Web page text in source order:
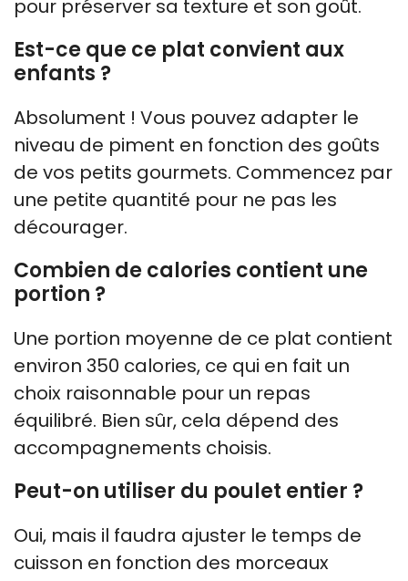
pour préserver sa texture et son goût.
Est-ce que ce plat convient aux
enfants ?
Absolument ! Vous pouvez adapter le
niveau de piment en fonction des goûts
de vos petits gourmets. Commencez par
une petite quantité pour ne pas les
décourager.
Combien de calories contient une
portion ?
Une portion moyenne de ce plat contient
environ 350 calories, ce qui en fait un
choix raisonnable pour un repas
équilibré. Bien sûr, cela dépend des
accompagnements choisis.
Peut-on utiliser du poulet entier ?
Oui, mais il faudra ajuster le temps de
cuisson en fonction des morceaux